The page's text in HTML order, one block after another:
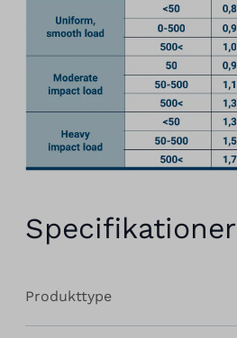
Specifikationer
Produkttype